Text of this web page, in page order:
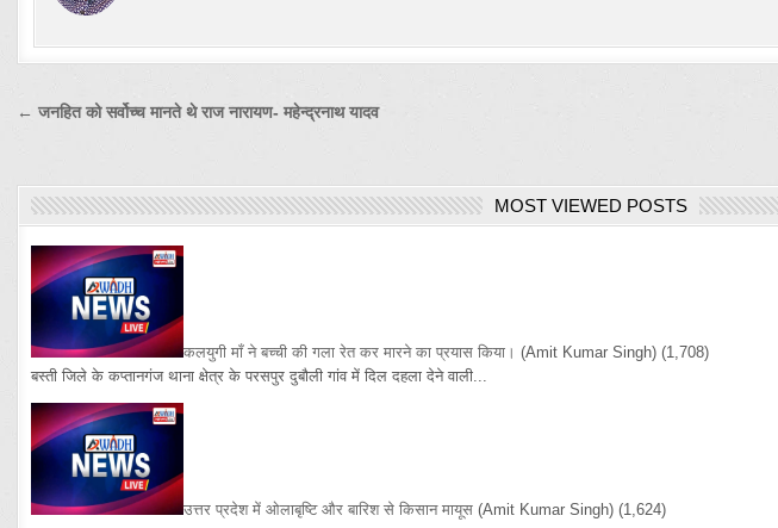
Post
← जनहित को सर्वोच्च मानते थे राज नारायण- महेन्द्रनाथ यादव
MOST VIEWED POSTS
कलयुगी माँ ने बच्ची की गला रेत कर मारने का प्रयास किया। (Amit Kumar Singh) (1,708)
बस्ती जिले के कप्तानगंज थाना क्षेत्र के परसपुर दुबौली गांव में दिल दहला देने वाली...
उत्तर प्रदेश में ओलाबृष्टि और बारिश से किसान मायूस (Amit Kumar Singh) (1,624)